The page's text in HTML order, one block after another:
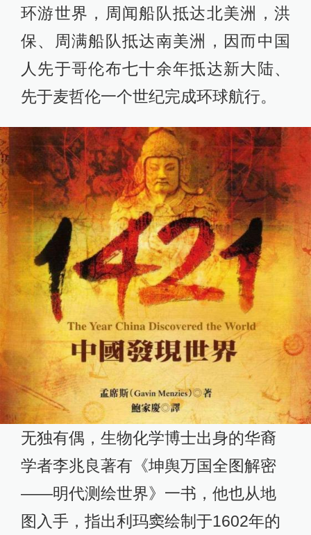
环游世界，周闻船队抵达北美洲，洪
保、周满船队抵达南美洲，因而中国
人先于哥伦布七十余年抵达新大陆、
先于麦哲伦一个世纪完成环球航行。
无独有偶，生物化学博士出身的华裔
学者李兆良著有《坤舆万国全图解密
——明代测绘世界》一书，他也从地
图入手，指出利玛窦绘制于1602年的